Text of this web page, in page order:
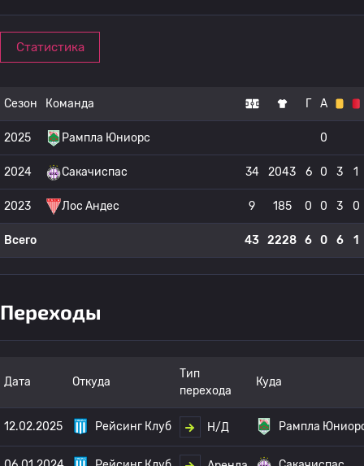
Статистика
Сезон Команда Г А
2025 Рампла Юниорс 0
2024 Сакачиспас 34 2043 6 0 3 1
2023 Лос Андес 9 185 0 0 3 0
Всего 43 2228 6 0 6 1
Переходы
Дата Откуда
Тип
перехода
Куда
12.02.2025 Рейсинг Клуб Н/Д Рампла